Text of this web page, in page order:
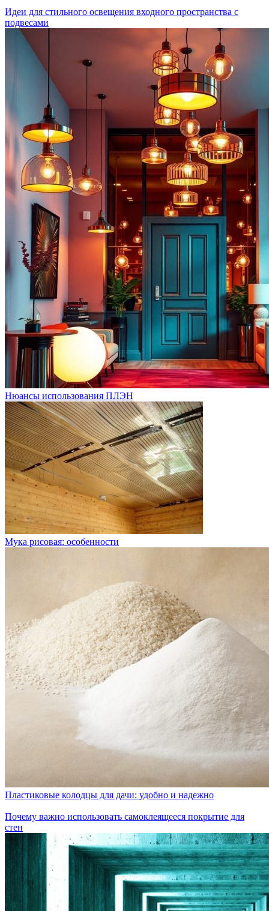
Идеи для стильного освещения входного пространства с
подвесами
Нюансы использования ПЛЭН
Мука рисовая: особенности
Пластиковые колодцы для дачи: удобно и надежно
Почему важно использовать самоклеящееся покрытие для
стен